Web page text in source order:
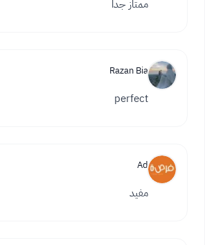
ممتاز جدا
Razan Bia
perfect
Ad
مفيد